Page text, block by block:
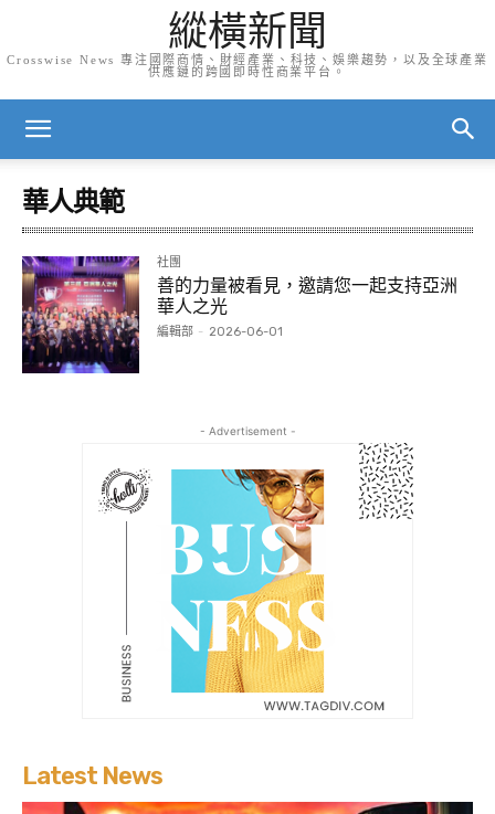
縱橫新聞
Crosswise News 專注國際商情、財經產業、科技、娛樂趨勢，以及全球產業
供應鏈的跨國即時性商業平台。
華人典範
社團
善的力量被看見，邀請您一起支持亞洲
華人之光
編輯部 - 2026-06-01
- Advertisement -
Latest News